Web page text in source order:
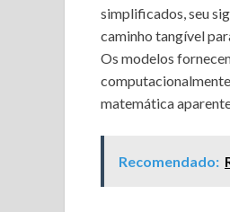
simplificados, seu
caminho tangível
Os modelos
matemática
Recomendado: